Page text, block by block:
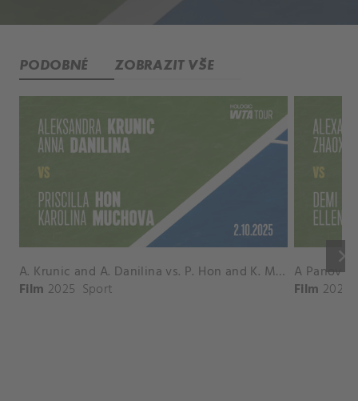
PODOBNÉ ZOBRAZIT VŠE
keyboard_arrow_right
A. Krunic and A. Danilina vs. P. Hon and K. Muchova Match Highlights - BEIJING_Capital Group Diamond ( October 02, 2025)
Film 2025 Sport Film 2026